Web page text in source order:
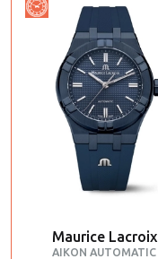
Maurice Lacroix
AIKON AUTOMATIC